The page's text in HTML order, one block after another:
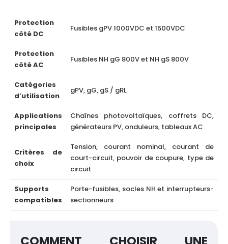
Protection
côté DC
Fusibles gPV 1000VDC et 1500VDC
Protection
côté AC
Fusibles NH gG 800V et NH gS 800V
Catégories
d’utilisation
gPV, gG, gS / gRL
Applications
principales
Chaînes photovoltaïques, coffrets DC,
générateurs PV, onduleurs, tableaux AC
Critères de
choix
Tension, courant nominal, courant de
court-circuit, pouvoir de coupure, type de
circuit
Supports
compatibles
Porte-fusibles, socles NH et interrupteurs-
sectionneurs